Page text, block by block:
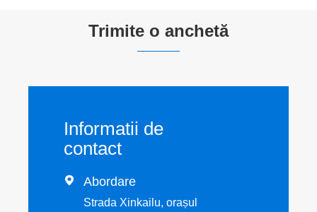
Trimite o anchetă
Informatii de
contact
 Abordare
Strada Xinkailu, orașul